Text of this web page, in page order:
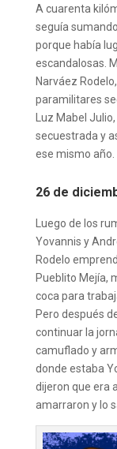
A cuarenta
seguía
porque había
escandalosas.
Narváez
paramilitares
Luz Mabel
secuestrada y
ese mismo año.
26 de
Luego de los
Yovannis y
Rodelo
Pueblito Mejía,
coca para
Pero después
continuar la
camuflado y
donde estaba
dijeron que era
amarraron y lo